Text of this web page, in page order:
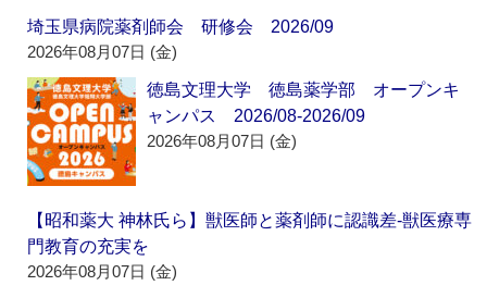
埼玉県病院薬剤師会 研修会 2026/09
2026年08月07日 (金)
徳島文理大学 徳島薬学部 オープンキ
ャンパス 2026/08-2026/09
2026年08月07日 (金)
【昭和薬大 神林氏ら】獣医師と薬剤師に認識差‐獣医療専
門教育の充実を
2026年08月07日 (金)